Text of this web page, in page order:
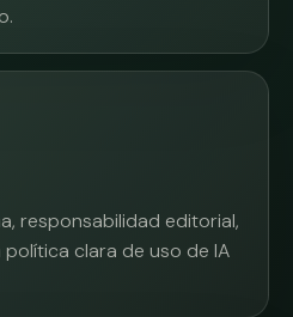
responsabilidad editorial,
clara de uso de IA